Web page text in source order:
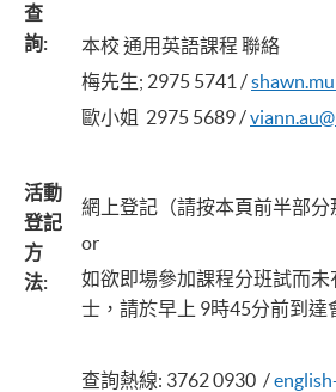
查
詢:
本校 通用英語課程 聯絡
梅先生; 2975 5741 /
歐小姐 2975 5689 /
活動
登記
方
法:
網上登記（請按本頁前半部分
or
如欲即場參加課程分班試而未
士，請於早上 9時45分前到達
查詢熱線: 3762 0930 /